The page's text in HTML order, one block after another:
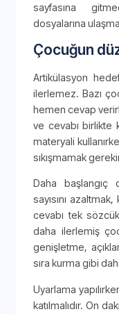
sayfasına
dosyalarına
Çocuğun
Artikülasyon
ilerlemez. Bazı
hemen cevap
ve cevabı birlikte
materyali
sıkışmamak
Daha başlangıç
sayısını
cevabı tek
daha ilerlemiş
genişletme,
sıra kurma gibi
Uyarlama
katılmalıdır. On